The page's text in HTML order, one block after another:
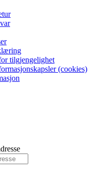
tilgjengelighet
(cookies)